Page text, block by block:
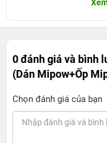
0 đánh giá và bình
(Dán Mipow+Ốp
Chọn đánh giá của bạn